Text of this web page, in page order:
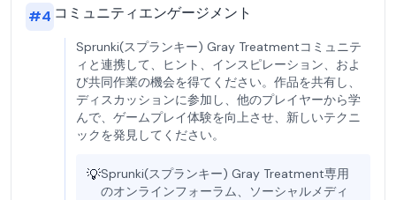
#4 コミュニティエンゲージメント
Sprunki(スプランキー) Gray Treatmentコミュニテ
ィと連携して、ヒント、インスピレーション、およ
び共同作業の機会を得てください。作品を共有し、
ディスカッションに参加し、他のプレイヤーから学
んで、ゲームプレイ体験を向上させ、新しいテクニ
ックを発見してください。
💡Sprunki(スプランキー) Gray Treatment専用
のオンラインフォーラム、ソーシャルメディ